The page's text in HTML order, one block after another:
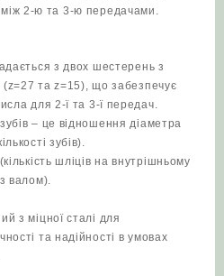
між 2-ю та 3-ю передачами.
з двох шестерень з
(z=27 та z=15), що забезпечує
для 2-ї та 3-ї передач.
– це відношення діаметра
зубів).
шліців на внутрішньому
валом).
з міцної сталі для
та надійності в умовах